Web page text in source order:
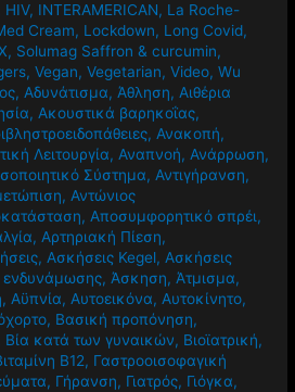
HIV, INTERAMERICAN, La Roche-
Cream, Lockdown, Long Covid,
, Solumag Saffron & curcumin,
,Vegan,Vegetarian,Video,Wu
, Αδυνάτισμα, Άθληση, Αιθέρια
, Ακουστικά βαρηκοΐας,
, Ανακοπή,
Λειτουργία, Αναπνοή, Ανάρρωση,
Σύστημα, Αντιγήρανση,
, Αντώνιος
, Αποσυμφορητικό σπρέι,
, Αρτηριακή Πίεση,
, Ασκήσεις Kegel, Ασκήσεις
ενδυνάμωσης, Άσκηση, Άτμισμα,
, Αϋπνία, Αυτοεικόνα, Αυτοκίνητο,
, Βασική προπόνηση,
Βία κατά των γυναικών, Βιοϊατρική,
Β12, Γαστροοισοφαγική
, Γήρανση, Γιατρός, Γιόγκα,